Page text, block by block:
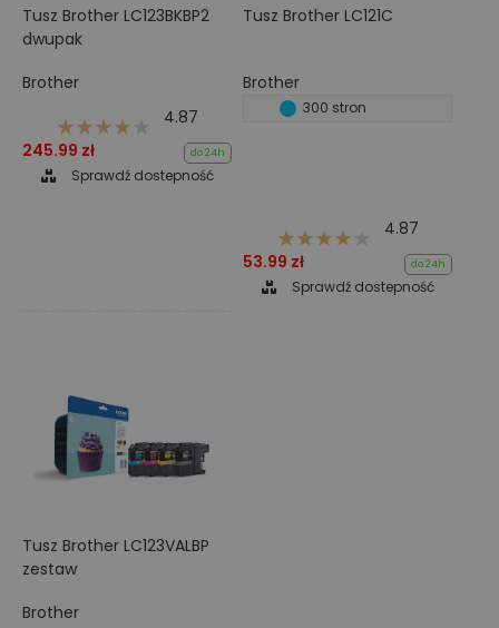
Tusz Brother LC123BKBP2
dwupak
Brother
4.87
245.99 zł
do 24h
Sprawdź dostepność
Tusz Brother LC121C
Brother
300 stron
4.87
53.99 zł
do 24h
Sprawdź dostepność
Tusz Brother LC123VALBP
zestaw
Brother